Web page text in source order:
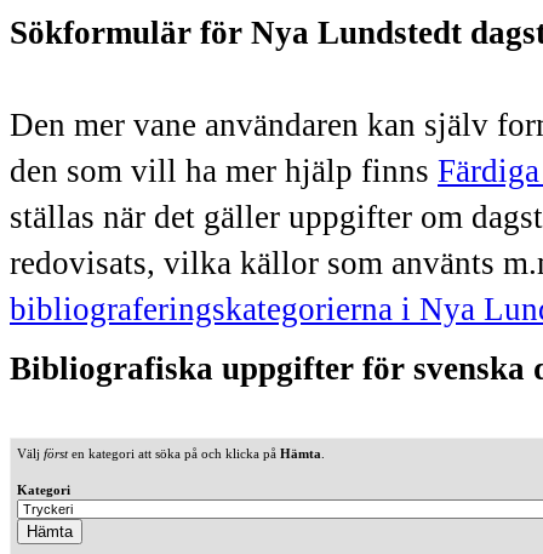
Sökformulär för Nya Lundstedt
Den mer vane användaren kan själv
den som vill ha mer hjälp finns
ställas när det gäller uppgifter om
redovisats, vilka källor som använts
bibliograferingskategorierna i Nya
Bibliografiska uppgifter för svenska
Välj försten kategori att söka på och klicka på Hämta
Kategori